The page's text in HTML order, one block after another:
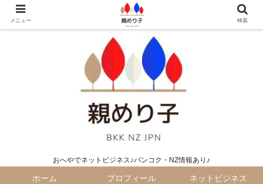
おへやでネットビジネス♪バンコク・NZ情報あり♪
ホーム プロフィール ネットビジネス
メニュー 検索